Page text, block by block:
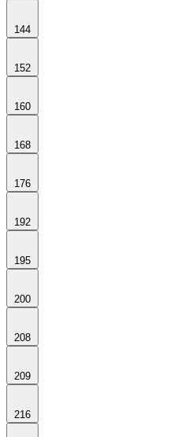
144
152
160
168
176
192
195
200
208
209
216